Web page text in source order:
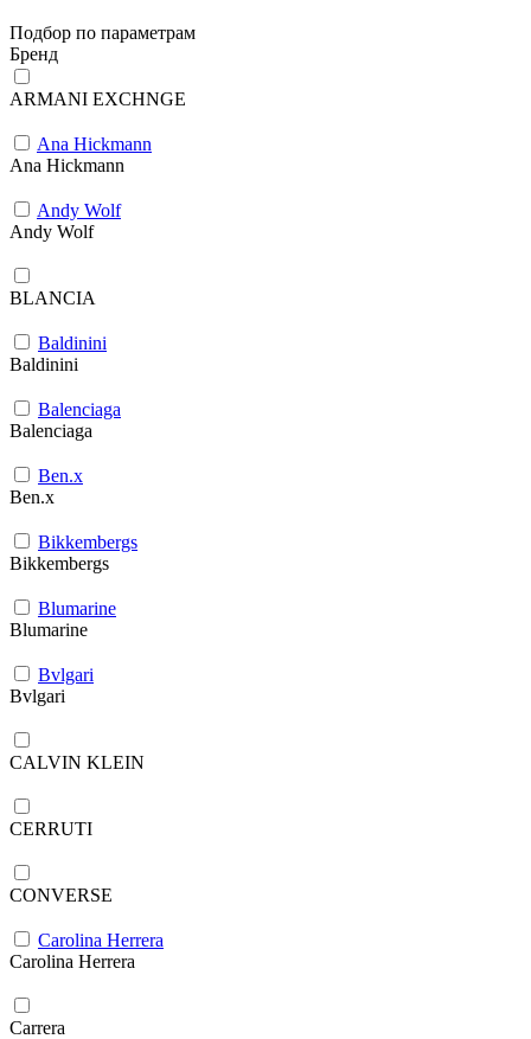
Подбор по параметрам
Бренд
ARMANI EXCHNGE
Ana Hickmann
Ana Hickmann
Andy Wolf
Andy Wolf
BLANCIA
Baldinini
Baldinini
Balenciaga
Balenciaga
Ben.x
Ben.x
Bikkembergs
Bikkembergs
Blumarine
Blumarine
Bvlgari
Bvlgari
CALVIN KLEIN
CERRUTI
CONVERSE
Carolina Herrera
Carolina Herrera
Carrera